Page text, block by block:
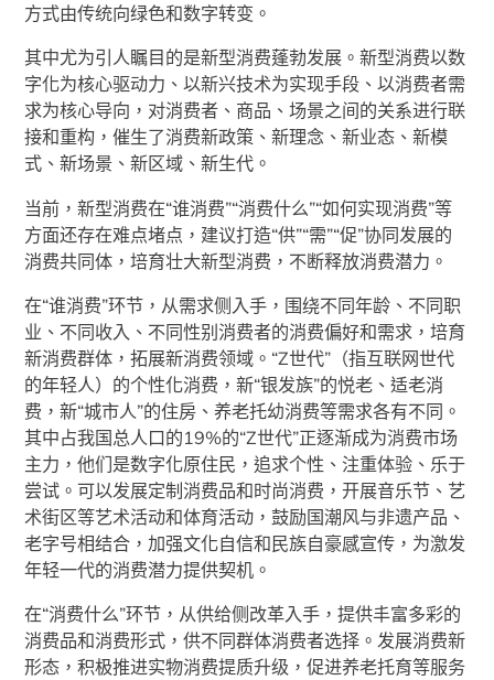
方式由传统向绿色和数字转变。
其中尤为引人瞩目的是新型消费蓬勃发展。新型消费以数
字化为核心驱动力、以新兴技术为实现手段、以消费者需
求为核心导向，对消费者、商品、场景之间的关系进行联
接和重构，催生了消费新政策、新理念、新业态、新模
式、新场景、新区域、新生代。
当前，新型消费在“谁消费”“消费什么”“如何实现消费”等
方面还存在难点堵点，建议打造“供”“需”“促”协同发展的
消费共同体，培育壮大新型消费，不断释放消费潜力。
在“谁消费”环节，从需求侧入手，围绕不同年龄、不同职
业、不同收入、不同性别消费者的消费偏好和需求，培育
新消费群体，拓展新消费领域。“Z世代”（指互联网世代
的年轻人）的个性化消费，新“银发族”的悦老、适老消
费，新“城市人”的住房、养老托幼消费等需求各有不同。
其中占我国总人口的19%的“Z世代”正逐渐成为消费市场
主力，他们是数字化原住民，追求个性、注重体验、乐于
尝试。可以发展定制消费品和时尚消费，开展音乐节、艺
术街区等艺术活动和体育活动，鼓励国潮风与非遗产品、
老字号相结合，加强文化自信和民族自豪感宣传，为激发
年轻一代的消费潜力提供契机。
在“消费什么”环节，从供给侧改革入手，提供丰富多彩的
消费品和消费形式，供不同群体消费者选择。发展消费新
形态，积极推进实物消费提质升级，促进养老托育等服务